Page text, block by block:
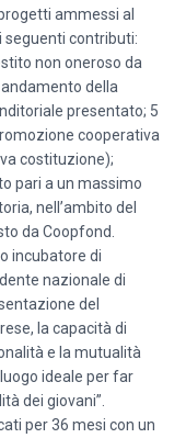
ammessi al
contributi:
non oneroso da
della
presentato; 5
cooperativa
costituzione);
pari a un massimo
nell’ambito del
da Coopfond.
incubatore di
nazionale di
del
la capacità di
e la mutualità
ideale per far
dei giovani”.
per 36 mesi con un